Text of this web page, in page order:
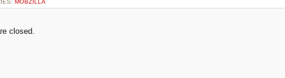
MOBZILLA
closed.